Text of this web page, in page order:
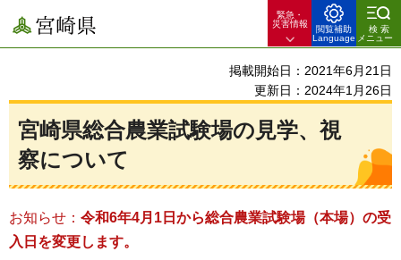
宮崎県
緊急・
災害情報
閲覧補助
Language
検索
メニュー
掲載開始日：2021年6月21日
更新日：2024年1月26日
宮崎県総合農業試験場の見学、視
察について
お知らせ： 令和6年4月1日から総合農業試験場（本場）の受
入日を変更します。